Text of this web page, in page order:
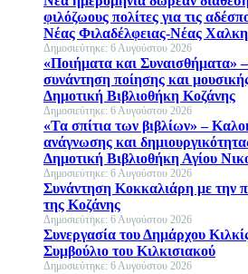
φιλόζωους πολίτες για τις
Νέας Φιλαδέλφειας-Νέας
Δημοσιεύτηκε: 6 Αυγούστου 2026
«Ποιήματα και Συναισθήματα»
συνάντηση ποίησης και
Δημοτική Βιβλιοθήκη Κοζάνης
Δημοσιεύτηκε: 6 Αυγούστου 2026
«Τα σπίτια των βιβλίων» –
ανάγνωσης και
Δημοτική Βιβλιοθήκη Αγίου
Δημοσιεύτηκε: 6 Αυγούστου 2026
Συνάντηση Κοκκαλιάρη με την
της Κοζάνης
Δημοσιεύτηκε: 6 Αυγούστου 2026
Συνεργασία του Δημάρχου
Συμβούλιο του Κιλκισιακού
Δημοσιεύτηκε: 6 Αυγούστου 2026